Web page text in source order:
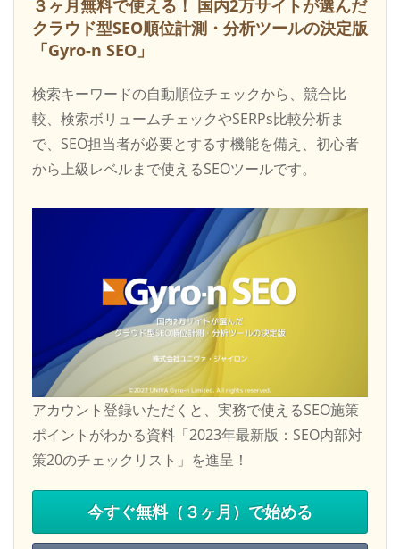
３ヶ月無料で使える！
国内2万サイトが選んだ
クラウド型SEO順位計測・分析ツールの決定版
「Gyro-n SEO」
検索キーワードの自動順位チェックから、競合比
較、検索ボリュームチェックやSERPs比較分析ま
で、SEO担当者が必要とするす機能を備え、初心者
から上級レベルまで使えるSEOツールです。
アカウント登録いただくと、実務で使えるSEO施策
ポイントがわかる資料「2023年最新版：SEO内部対
策20のチェックリスト」を進呈！
今すぐ無料（３ヶ月）で始める